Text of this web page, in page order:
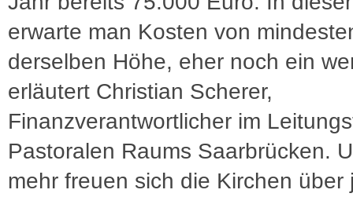
erwarte man Kosten von
derselben Höhe, eher noch ein
erläutert Christian Scherer,
Finanzverantwortlicher im
Pastoralen Raums Saarbrücken.
mehr freuen sich die Kirchen über